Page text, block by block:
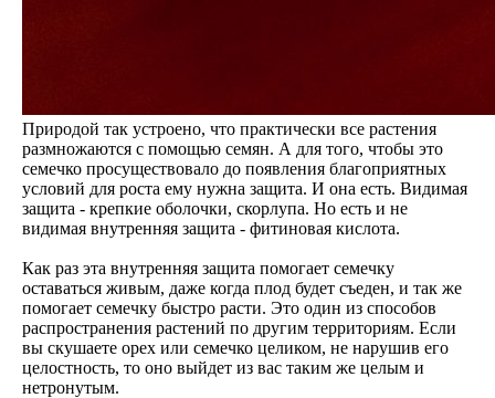
Природой так устроено, что практически все растения
размножаются с помощью семян. А для того, чтобы это
семечко просуществовало до появления благоприятных
условий для роста ему нужна защита. И она есть. Видимая
защита - крепкие оболочки, скорлупа. Но есть и не
видимая внутренняя защита - фитиновая кислота.
Как раз эта внутренняя защита помогает семечку
оставаться живым, даже когда плод будет съеден, и так же
помогает семечку быстро расти. Это один из способов
распространения растений по другим территориям. Если
вы скушаете орех или семечко целиком, не нарушив его
целостность, то оно выйдет из вас таким же целым и
нетронутым.